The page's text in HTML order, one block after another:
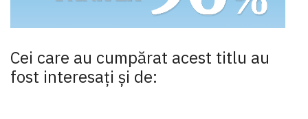
Cei care au cumpărat acest titlu au
fost interesaţi şi de: